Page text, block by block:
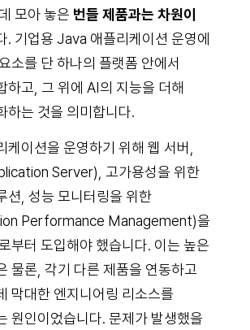
모아 놓은 번들 제품과는 차원이
. 기업용 Java 애플리케이션 운영에
소를 단 하나의 플랫폼 안에서
하고, 그 위에 AI의 지능을 더해
하는 것을 의미합니다.
케이션을 운영하기 위해 웹 서버,
Server), 고가용성을 위한
션, 성능 모니터링을 위한
Performance Management)을
부터 도입해야 했습니다. 이는 높은
물론, 각기 다른 제품을 연동하고
막대한 엔지니어링 리소스를
원인이었습니다. 문제가 발생했을